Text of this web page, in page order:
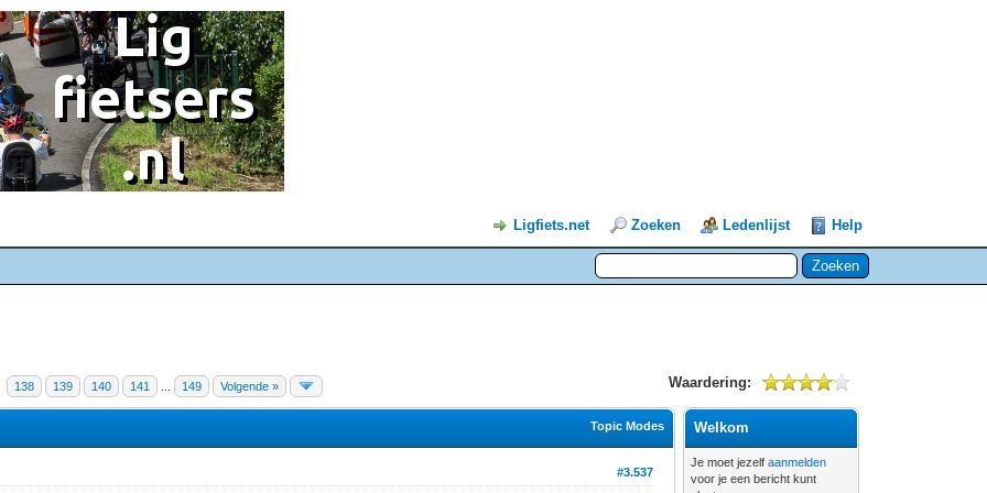
Ligfiets.net Zoeken Ledenlijst Help
138 139 140 141 149 Volgende » Waardering:
Topic Modes
#3.537
Welkom
Je moet jezelfaanmelden
voor je een bericht kunt